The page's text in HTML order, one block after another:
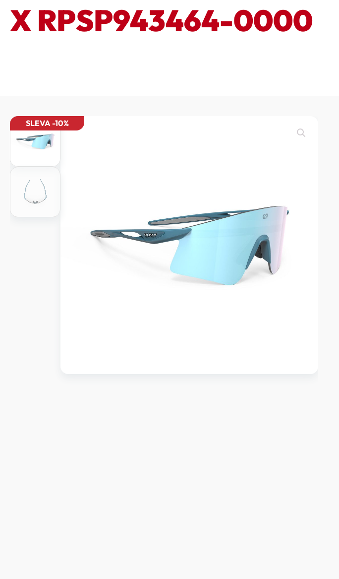
X RPSP943464-0000
SLEVA -10%